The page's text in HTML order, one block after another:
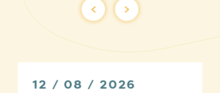
12 / 08 / 2026